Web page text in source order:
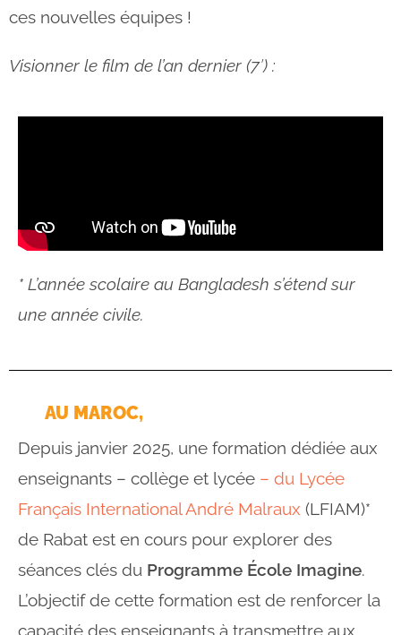
ces nouvelles équipes !
Visionner le film de l’an dernier (7′) :
* L’année scolaire au Bangladesh s’étend sur
une année civile.
AU MAROC,
Depuis janvier 2025, une formation dédiée aux
enseignants – collège et lycée – du Lycée
Français International André Malraux (LFIAM)*
de Rabat est en cours pour explorer des
séances clés du Programme École Imagine.
L’objectif de cette formation est de renforcer la
capacité des enseignants à transmettre aux